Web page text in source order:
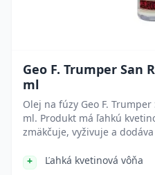
Geo F. Trumper San
ml
Olej na fúzy Geo F.
ml. Produkt má ľahkú
zmäkčuje, vyživuje a
Ľahká kvetinová vôňa